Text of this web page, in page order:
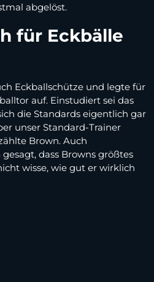
abgelöst.
für Eckbälle
Eckballschütze und legte für
auf. Einstudiert sei das
die Standards eigentlich gar
unser Standard-Trainer
Brown. Auch
dass Browns größtes
wisse, wie gut er wirklich